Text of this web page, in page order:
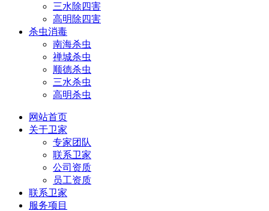
三水除四害
高明除四害
杀虫消毒
南海杀虫
禅城杀虫
顺德杀虫
三水杀虫
高明杀虫
网站首页
关于卫家
专家团队
联系卫家
公司资质
员工资质
联系卫家
服务项目